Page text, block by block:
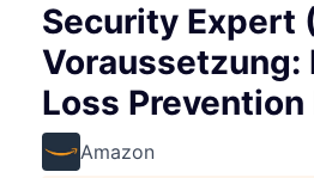
Security Expert
Loss Prevention
Amazon